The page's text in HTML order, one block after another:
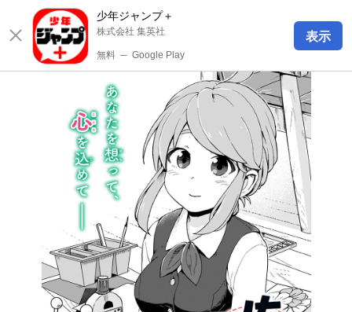
少年ジャンプ＋
株式会社 集英社
無料 ─ Google Play
表示